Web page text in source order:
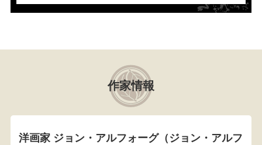
作家情報
洋画家 ジョン・アルフォーグ（ジョン・アルフ